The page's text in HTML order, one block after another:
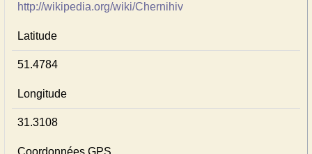
http://wikipedia.org/wiki/Chernihiv
Latitude
51.4784
Longitude
31.3108
Coordonnées GPS